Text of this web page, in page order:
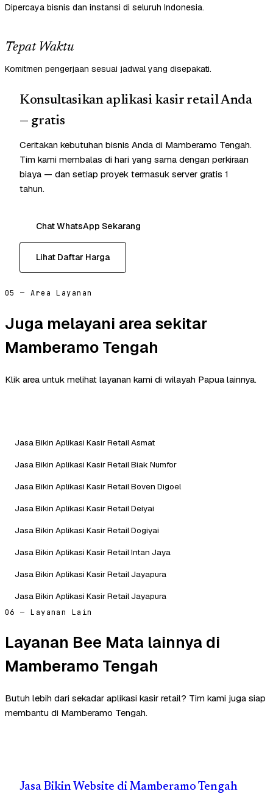
Dipercaya bisnis dan instansi di seluruh Indonesia.
Tepat Waktu
Komitmen pengerjaan sesuai jadwal yang disepakati.
Konsultasikan aplikasi kasir retail Anda
— gratis
Ceritakan kebutuhan bisnis Anda di Mamberamo Tengah.
Tim kami membalas di hari yang sama dengan perkiraan
biaya — dan setiap proyek termasuk server gratis 1
tahun.
Chat WhatsApp Sekarang
Lihat Daftar Harga
05 — Area Layanan
Juga melayani area sekitar
Mamberamo Tengah
Klik area untuk melihat layanan kami di wilayah Papua lainnya.
Jasa Bikin Aplikasi Kasir Retail Asmat
Jasa Bikin Aplikasi Kasir Retail Biak Numfor
Jasa Bikin Aplikasi Kasir Retail Boven Digoel
Jasa Bikin Aplikasi Kasir Retail Deiyai
Jasa Bikin Aplikasi Kasir Retail Dogiyai
Jasa Bikin Aplikasi Kasir Retail Intan Jaya
Jasa Bikin Aplikasi Kasir Retail Jayapura
Jasa Bikin Aplikasi Kasir Retail Jayapura
06 — Layanan Lain
Layanan Bee Mata lainnya di
Mamberamo Tengah
Butuh lebih dari sekadar aplikasi kasir retail? Tim kami juga siap
membantu di Mamberamo Tengah.
Jasa Bikin Website di Mamberamo Tengah